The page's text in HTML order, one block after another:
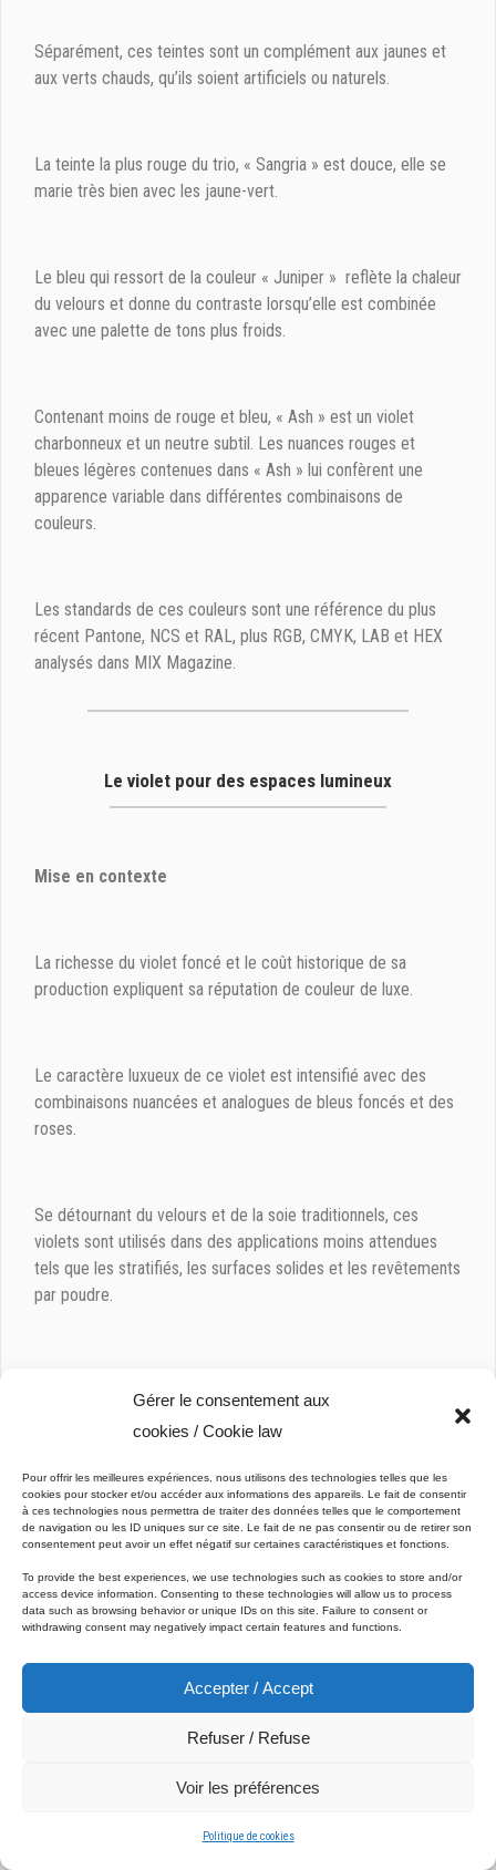
Gérer le consentement aux
cookies / Cookie law
Pour offrir les meilleures expériences, nous utilisons des technologies telles que les
cookies pour stocker et/ou accéder aux informations des appareils. Le fait de consentir
à ces technologies nous permettra de traiter des données telles que le comportement
de navigation ou les ID uniques sur ce site. Le fait de ne pas consentir ou de retirer son
consentement peut avoir un effet négatif sur certaines caractéristiques et fonctions.
To provide the best experiences, we use technologies such as cookies to store and/or
access device information. Consenting to these technologies will allow us to process
data such as browsing behavior or unique IDs on this site. Failure to consent or
withdrawing consent may negatively impact certain features and functions.
Accepter / Accept
Refuser / Refuse
Voir les préférences
Politique de cookies
Séparément, ces teintes sont un complément aux jaunes et
aux verts chauds, qu’ils soient artificiels ou naturels.
La teinte la plus rouge du trio, « Sangria » est douce, elle se
marie très bien avec les jaune-vert.
Le bleu qui ressort de la couleur « Juniper » reflète la chaleur
du velours et donne du contraste lorsqu’elle est combinée
avec une palette de tons plus froids.
Contenant moins de rouge et bleu, « Ash » est un violet
charbonneux et un neutre subtil. Les nuances rouges et
bleues légères contenues dans « Ash » lui confèrent une
apparence variable dans différentes combinaisons de
couleurs.
Les standards de ces couleurs sont une référence du plus
récent Pantone, NCS et RAL, plus RGB, CMYK, LAB et HEX
analysés dans MIX Magazine.
Le violet pour des espaces lumineux
Mise en contexte
La richesse du violet foncé et le coût historique de sa
production expliquent sa réputation de couleur de luxe.
Le caractère luxueux de ce violet est intensifié avec des
combinaisons nuancées et analogues de bleus foncés et des
roses.
Se détournant du velours et de la soie traditionnels, ces
violets sont utilisés dans des applications moins attendues
tels que les stratifiés, les surfaces solides et les revêtements
par poudre.
violet de l’automne/hiver 2020-2021 émergent en design.
Voir nos promotions Peinture Micca